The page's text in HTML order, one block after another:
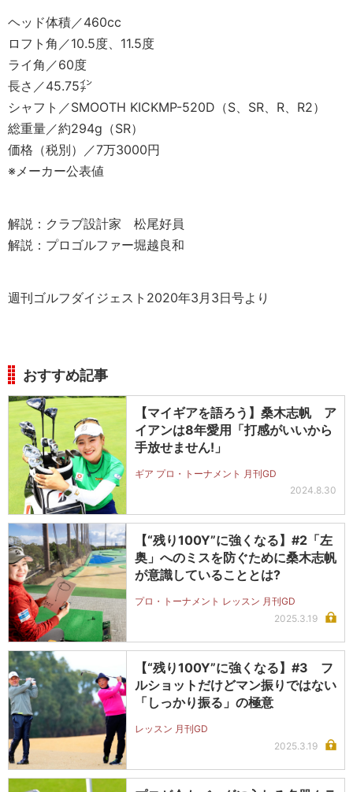
ヘッド体積／460cc
ロフト角／10.5度、11.5度
ライ角／60度
長さ／45.75㌅
シャフト／SMOOTH KICKMP-520D（S、SR、R、R2）
総重量／約294g（SR）
価格（税別）／7万3000円
※メーカー公表値
解説：クラブ設計家 松尾好員
解説：プロゴルファー堀越良和
週刊ゴルフダイジェスト2020年3月3日号より
おすすめ記事
【マイギアを語ろう】桑木志帆 ア
イアンは8年愛用「打感がいいから
手放せません!」
ギア プロ・トーナメント 月刊GD
2024.8.30
【“残り100Y”に強くなる】#2「左
奥」へのミスを防ぐために桑木志帆
が意識していることとは?
プロ・トーナメント レッスン 月刊GD
2025.3.19
【“残り100Y”に強くなる】#3 フ
ルショットだけどマン振りではない
「しっかり振る」の極意
レッスン 月刊GD
2025.3.19